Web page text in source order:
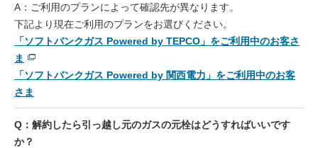
けています。
連絡先
ソフトバンクでんき・ガスサポートセンター
※ 海外からはご利用できません。
建物の解体／ガス設備撤去が必要な場合
大阪ガスネットワークへご連絡ください。
大阪ガスネットワーク（ガス導管事業者）
A：ご利用のプランによって確認先が異なります。
下記より現在ご利用のプランをお選びください。
「ソフトバンクガス Powered by TEPCO」をご利用中のお客さ
ま
「ソフトバンクガス Powered by 関西電力」をご利用中のお客
さま
Q：解約したら引っ越し元のガスの元栓はどうすればいいです
か？